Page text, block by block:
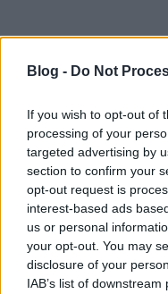
Blog - Do Not
If you wish to opt-out of
processing of your
targeted advertising by
section to confirm your
opt-out request is
interest-based ads
us or personal
your opt-out. You may
disclosure of your
IAB’s list of
Az alapötlet
falakra. De ne